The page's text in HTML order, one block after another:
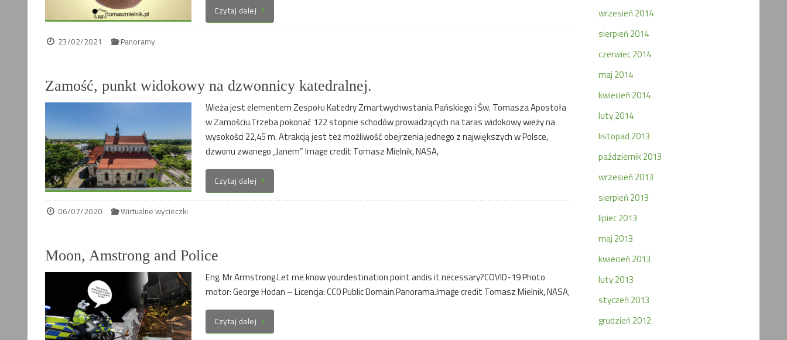
Czytaj dalej
23/02/2021 Panoramy
Zamość, punkt widokowy na dzwonnicy katedralnej.
Wieża jest elementem Zespołu Katedry Zmartwychwstania Pańskiego i Św. Tomasza Apostoła
w Zamościu.Trzeba pokonać 122 stopnie schodów prowadzących na taras widokowy wieży na
wysokości 22,45 m. Atrakcją jest też możliwość obejrzenia jednego z największych w Polsce,
dzwonu zwanego „Janem” Image credit Tomasz Mielnik, NASA,
Czytaj dalej
06/07/2020 Wirtualne wycieczki
Moon, Amstrong and Police
Eng. Mr Armstrong.Let me know yourdestination point andis it necessary?COVID-19 Photo
motor: George Hodan – Licencja: CC0 Public Domain.Panorama.Image credit Tomasz Mielnik, NASA,
Czytaj dalej
wrzesień 2014
sierpień 2014
czerwiec 2014
maj 2014
kwiecień 2014
luty 2014
listopad 2013
październik 2013
wrzesień 2013
sierpień 2013
lipiec 2013
maj 2013
kwiecień 2013
luty 2013
styczeń 2013
grudzień 2012